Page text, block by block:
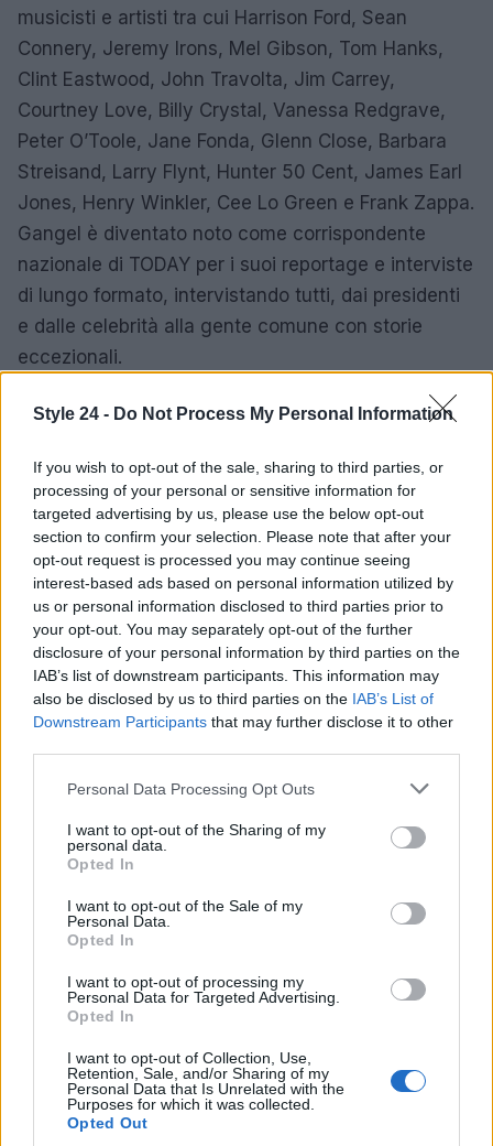
Style 24 - Do Not Process My Personal Information
If you wish to opt-out of the sale, sharing to third parties, or
processing of your personal or sensitive information for
targeted advertising by us, please use the below opt-out
section to confirm your selection. Please note that after your
opt-out request is processed you may continue seeing
interest-based ads based on personal information utilized by
us or personal information disclosed to third parties prior to
your opt-out. You may separately opt-out of the further
disclosure of your personal information by third parties on the
IAB’s list of downstream participants. This information may
also be disclosed by us to third parties on the IAB’s List of
Downstream Participants that may further disclose it to other
Please note that this website/app uses one or more Google
not limited to your visit or usage behaviour. You may click to
grant or deny consent to Google and its third-party tags to
use your data for below specified purposes in below Google
consent section.
Personal Data Processing Opt Outs
I want to opt-out of the Sharing of my
personal data.
Opted In
I want to opt-out of the Sale of my
Personal Data.
Opted In
I want to opt-out of processing my
Personal Data for Targeted Advertising.
Opted In
I want to opt-out of Collection, Use,
Retention, Sale, and/or Sharing of my
Personal Data that Is Unrelated with the
Purposes for which it was collected.
Opted Out
musicisti e artisti tra cui Harrison Ford, Sean
Connery, Jeremy Irons, Mel Gibson, Tom Hanks,
Clint Eastwood, John Travolta, Jim Carrey,
Courtney Love, Billy Crystal, Vanessa Redgrave,
Peter O’Toole, Jane Fonda, Glenn Close, Barbara
Streisand, Larry Flynt, Hunter 50 Cent, James Earl
Jones, Henry Winkler, Cee Lo Green e Frank Zappa.
Gangel è diventato noto come corrispondente
nazionale di TODAY per i suoi reportage e interviste
di lungo formato, intervistando tutti, dai presidenti
e dalle celebrità alla gente comune con storie
eccezionali.
Tra le sue altre esclusive c’erano George HW Bush,
Carter e Barack Obama, oltre a dozzine di
giornalisti influenti tra cui il vicepresidente Dick
Cheney, la First Lady Laura Bush, la first lady
Barbara Bush, il segretario di Stato Hillary Rodham
Clinton, il governatore Jeb Bush, il governatore
Chris Christie e Donald Trump.
DOMANDE FREQUENTI SU JAMIE
GANGEL
come corrispondente speciale per la CNN. In
precedenza ha lavorato come redattore per WJLA-
TV e come corrispondente nazionale per NBC
News.
QUANTI ANNI HA JAMIE GANGEL?
1955 a New York City, New York, Stati Uniti.
Festeggia il suo compleanno il 2 novembre di ogni
anno. Gangel compirà 66 anni a partire dal 2